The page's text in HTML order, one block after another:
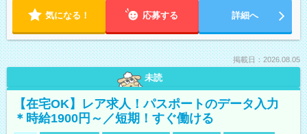
気になる！ 応募する 詳細へ
掲載日：2026.08.05
未読
【在宅OK】レア求人！パスポートのデータ入力
＊時給1900円～／短期！すぐ働ける